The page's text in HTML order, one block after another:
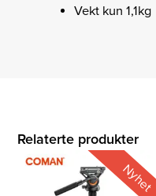
Vekt kun 1,1kg
Relaterte produkter
Nyhet